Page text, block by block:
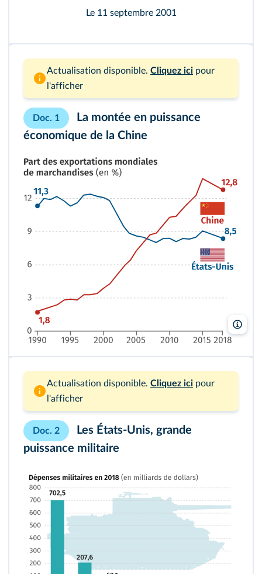
Le 11 septembre 2001
Actualisation disponible. Cliquez ici pour
l'afficher
Doc. 1
La montée en puissance
économique de la Chine
Actualisation disponible. Cliquez ici pour
l'afficher
Doc. 2
Les États-Unis, grande
puissance militaire